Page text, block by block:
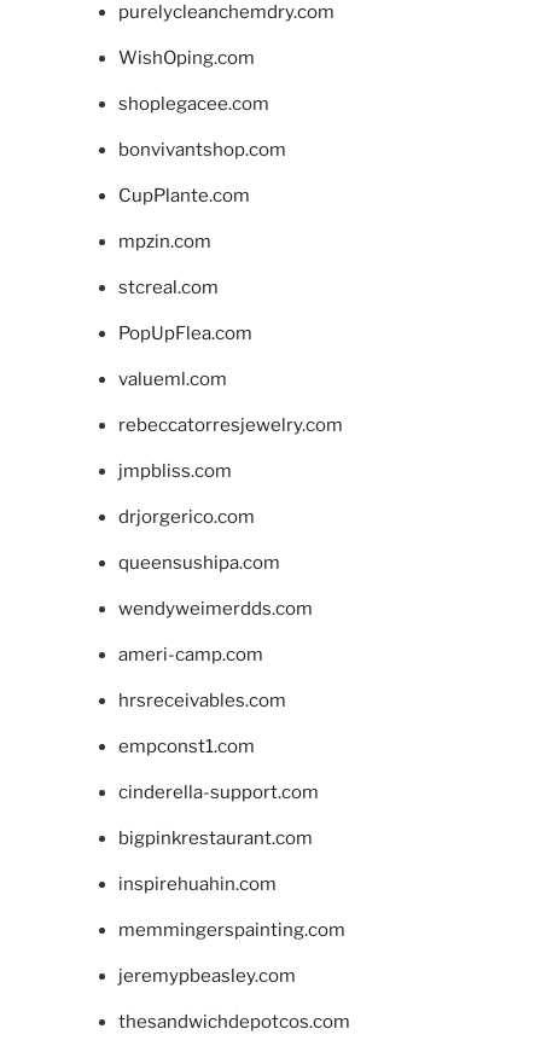
purelycleanchemdry.com
WishOping.com
shoplegacee.com
bonvivantshop.com
CupPlante.com
mpzin.com
stcreal.com
PopUpFlea.com
valueml.com
rebeccatorresjewelry.com
jmpbliss.com
drjorgerico.com
queensushipa.com
wendyweimerdds.com
ameri-camp.com
hrsreceivables.com
empconst1.com
cinderella-support.com
bigpinkrestaurant.com
inspirehuahin.com
memmingerspainting.com
jeremypbeasley.com
thesandwichdepotcos.com